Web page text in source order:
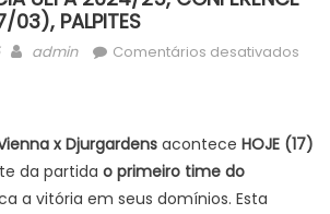
03), PALPITES
Author
admin Comentários desativadosem
x Djurgardens acontece HOJE (17)
da partida o primeiro time do
a vitória em seus domínios. Esta